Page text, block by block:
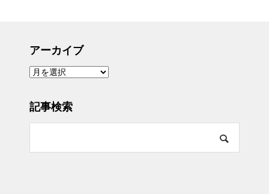
アーカイブ
ア
ー
ブ
記事検索